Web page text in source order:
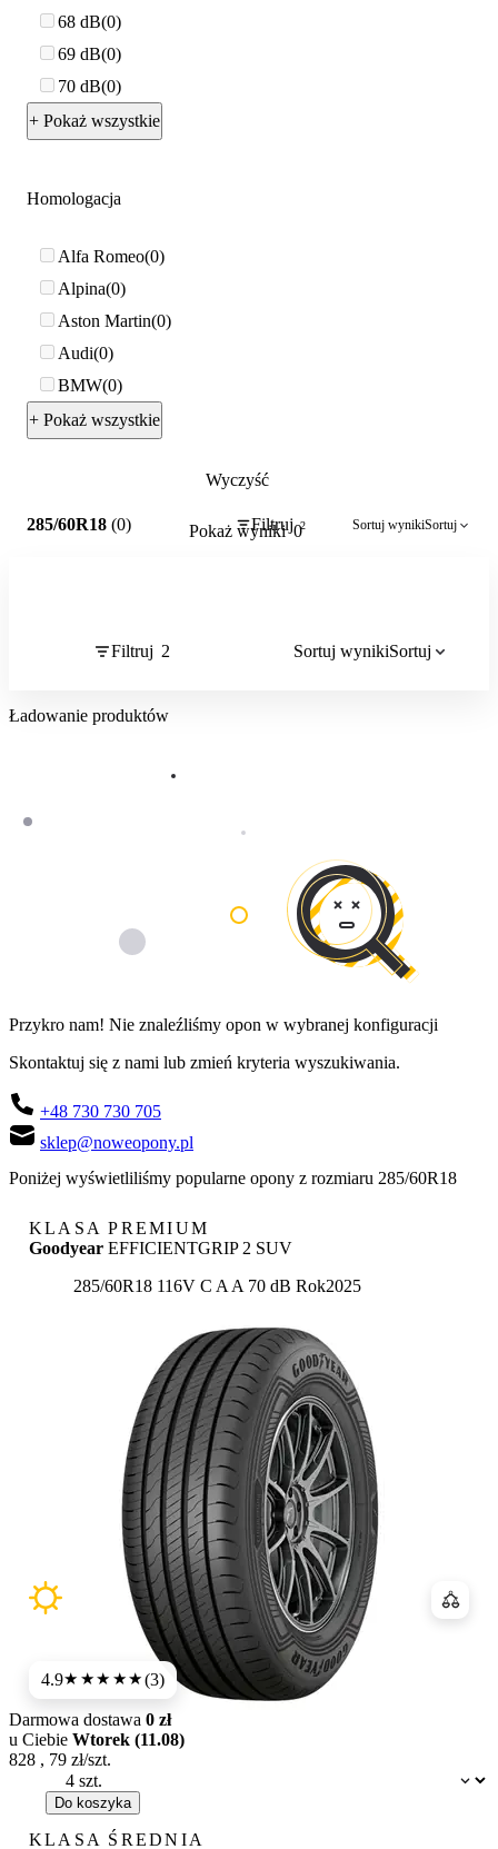
68 dB 0
69 dB 0
70 dB 0
+ Pokaż wszystkie
Homologacja
Alfa Romeo 0
Alpina 0
Aston Martin 0
Audi 0
BMW 0
+ Pokaż wszystkie
Wyczyść
Pokaż wyniki 0
285/60R18 (0) Filtruj 2 Sortuj wynikiSortuj
Filtruj 2 Sortuj wynikiSortuj
Ładowanie produktów
Przykro nam! Nie znaleźliśmy opon w wybranej konfiguracji
Skontaktuj się z nami lub zmień kryteria wyszukiwania.
+48 730 730 705
sklep@noweopony.pl
Poniżej wyświetliliśmy popularne opony z rozmiaru 285/60R18
KLASA PREMIUM
Goodyear EFFICIENTGRIP 2 SUV
285/60R18 116V Etykieta:
C A A 70 dB Rok2025
4.9★★★★★(3)
Dostępność:
Darmowa dostawa 0 zł
u Ciebie Wtorek (11.08)
828 , 79 zł/szt.
Do koszyka
KLASA ŚREDNIA